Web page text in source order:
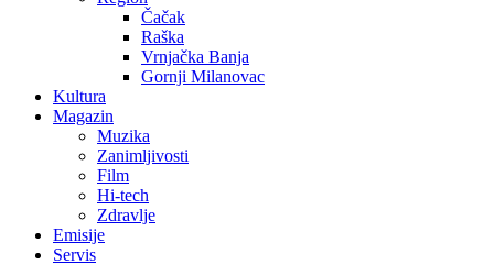
Čačak
Raška
Vrnjačka Banja
Gornji Milanovac
Kultura
Magazin
Muzika
Zanimljivosti
Film
Hi-tech
Zdravlje
Emisije
Servis